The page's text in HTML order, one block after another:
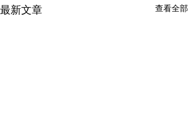
最新文章 查看全部